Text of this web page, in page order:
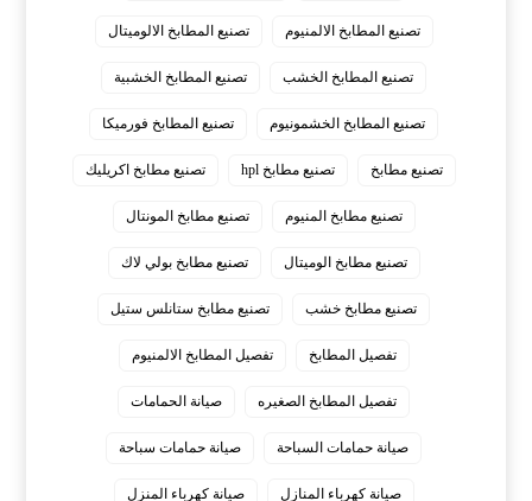
تصنيع المطابخ الالمنيوم تصنيع المطابخ الالوميتال
تصنيع المطابخ الخشب تصنيع المطابخ الخشبية
تصنيع المطابخ الخشمونيوم تصنيع المطابخ فورميكا
تصنيع مطابخ تصنيع مطابخ hpl تصنيع مطابخ اكريليك
تصنيع مطابخ المنيوم تصنيع مطابخ المونتال
تصنيع مطابخ الوميتال تصنيع مطابخ بولي لاك
تصنيع مطابخ خشب تصنيع مطابخ ستانلس ستيل
تفصيل المطابخ تفصيل المطابخ الالمنيوم
تفصيل المطابخ الصغيره صيانة الحمامات
صيانة حمامات السباحة صيانة حمامات سباحة
صيانة كهرباء المنازل صيانة كهرباء المنزل